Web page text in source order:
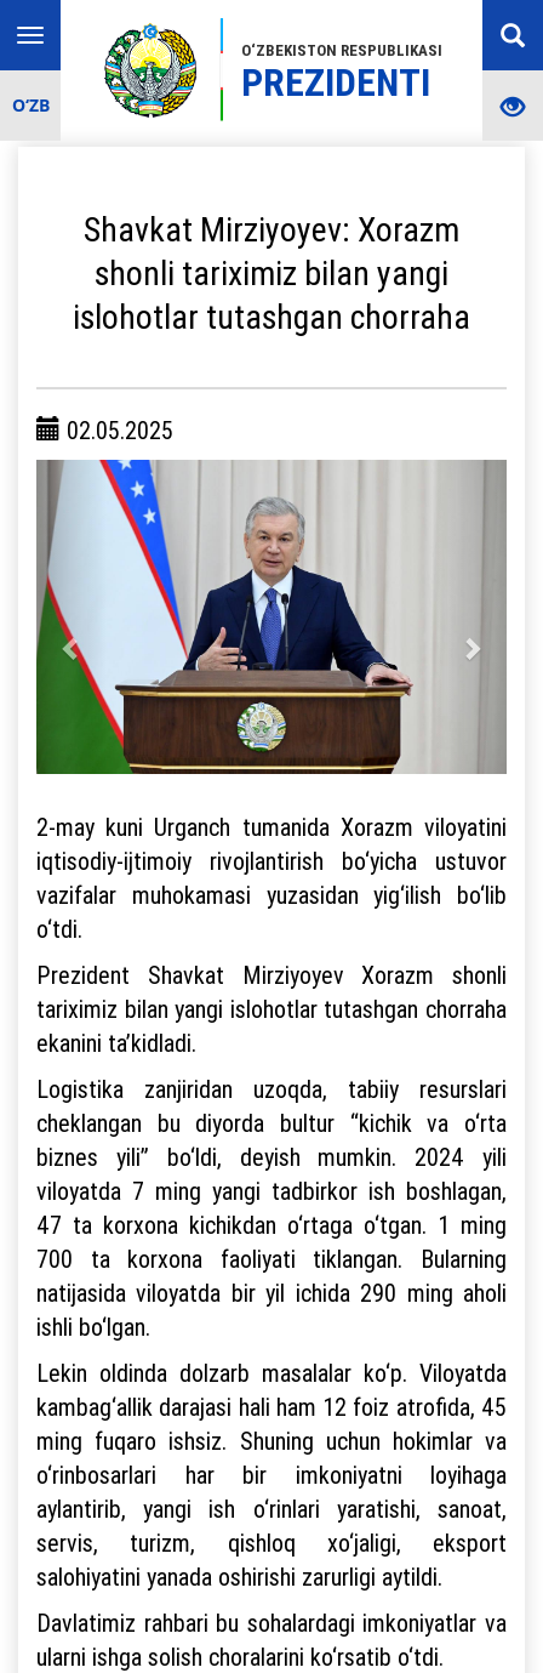
O‘ZBEKISTON RESPUBLIKASI
PREZIDENTI
Toggle
navigation
O‘ZB
Shavkat Mirziyoyev: Xorazm
shonli tariximiz bilan yangi
islohotlar tutashgan chorraha
02.05.2025
2-may kuni Urganch tumanida Xorazm viloyatini
iqtisodiy-ijtimoiy rivojlantirish bo‘yicha ustuvor
vazifalar muhokamasi yuzasidan yig‘ilish bo‘lib
o‘tdi.
Prezident Shavkat Mirziyoyev Xorazm shonli
tariximiz bilan yangi islohotlar tutashgan chorraha
ekanini ta’kidladi.
Logistika zanjiridan uzoqda, tabiiy resurslari
cheklangan bu diyorda bultur “kichik va o‘rta
biznes yili” bo‘ldi, deyish mumkin. 2024 yili
viloyatda 7 ming yangi tadbirkor ish boshlagan,
47 ta korxona kichikdan o‘rtaga o‘tgan. 1 ming
700 ta korxona faoliyati tiklangan. Bularning
natijasida viloyatda bir yil ichida 290 ming aholi
ishli bo‘lgan.
Lekin oldinda dolzarb masalalar ko‘p. Viloyatda
kambag‘allik darajasi hali ham 12 foiz atrofida, 45
ming fuqaro ishsiz. Shuning uchun hokimlar va
o‘rinbosarlari har bir imkoniyatni loyihaga
aylantirib, yangi ish o‘rinlari yaratishi, sanoat,
servis, turizm, qishloq xo‘jaligi, eksport
salohiyatini yanada oshirishi zarurligi aytildi.
Davlatimiz rahbari bu sohalardagi imkoniyatlar va
ularni ishga solish choralarini ko‘rsatib o‘tdi.